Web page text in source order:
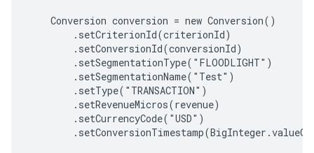
    Conversion conversion = new Conversion()
        .setCriterionId(criterionId)
        .setConversionId(conversionId)
        .setSegmentationType("FLOODLIGHT")
        .setSegmentationName("Test")
        .setType("TRANSACTION")
        .setRevenueMicros(revenue)
        .setCurrencyCode("USD")